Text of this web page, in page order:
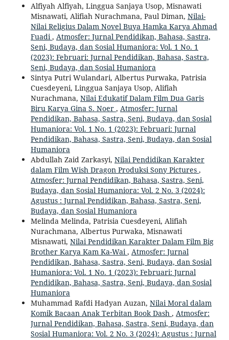
Alfiyah Alfiyah, Linggua Sanjaya Usop, Misnawati
Misnawati, Alifiah Nurachmana, Paul Diman, Nilai-
Nilai Religius Dalam Novel Buya Hamka Karya Ahmad
Fuadi, Atmosfer: Jurnal Pendidikan, Bahasa, Sastra,
Seni, Budaya, dan Sosial Humaniora: Vol. 1 No. 1
(2023): Februari: Jurnal Pendidikan, Bahasa, Sastra,
Seni, Budaya, dan Sosial Humaniora
Sintya Putri Wulandari, Albertus Purwaka, Patrisia
Cuesdeyeni, Linggua Sanjaya Usop, Alifiah
Nurachmana, Nilai Edukatif Dalam Film Dua Garis
Biru Karya Gina S. Noer , Atmosfer: Jurnal
Pendidikan, Bahasa, Sastra, Seni, Budaya, dan Sosial
Humaniora: Vol. 1 No. 1 (2023): Februari: Jurnal
Pendidikan, Bahasa, Sastra, Seni, Budaya, dan Sosial
Humaniora
Abdullah Zaid Zarkasyi, Nilai Pendidikan Karakter
dalam Film Wish Dragon Produksi Sony Pictures ,
Atmosfer: Jurnal Pendidikan, Bahasa, Sastra, Seni,
Budaya, dan Sosial Humaniora: Vol. 2 No. 3 (2024):
Agustus : Jurnal Pendidikan, Bahasa, Sastra, Seni,
Budaya, dan Sosial Humaniora
Melinda Melinda, Patrisia Cuesdeyeni, Alifiah
Nurachmana, Albertus Purwaka, Misnawati
Misnawati, Nilai Pendidikan Karakter Dalam Film Big
Brother Karya Kam Ka-Wai, Atmosfer: Jurnal
Pendidikan, Bahasa, Sastra, Seni, Budaya, dan Sosial
Humaniora: Vol. 1 No. 1 (2023): Februari: Jurnal
Pendidikan, Bahasa, Sastra, Seni, Budaya, dan Sosial
Humaniora
Muhammad Rafdi Hadyan Auzan, Nilai Moral dalam
Komik Bacaan Anak Terbitan Book Dash , Atmosfer:
Jurnal Pendidikan, Bahasa, Sastra, Seni, Budaya, dan
Sosial Humaniora: Vol. 2 No. 3 (2024): Agustus : Jurnal